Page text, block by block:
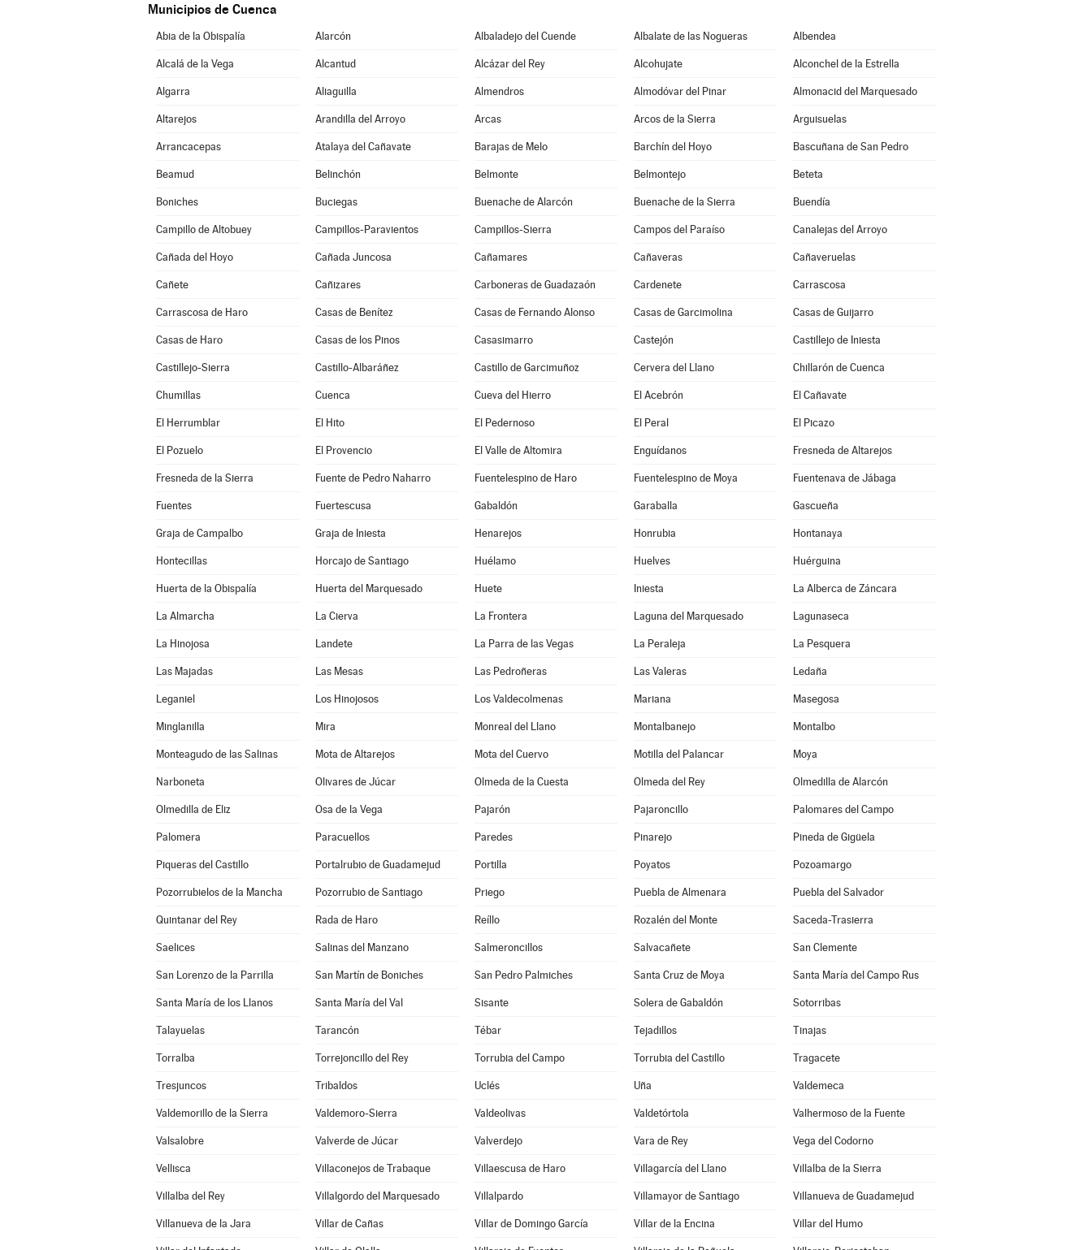
Municipios de Cuenca
Abia de la Obispalía Alarcón Albaladejo del Cuende Albalate de las Nogueras Albendea
Alcalá de la Vega Alcantud Alcázar del Rey Alcohujate Alconchel de la Estrella
Algarra Aliaguilla Almendros Almodóvar del Pinar Almonacid del Marquesado
Altarejos Arandilla del Arroyo Arcas Arcos de la Sierra Arguisuelas
Arrancacepas Atalaya del Cañavate Barajas de Melo Barchín del Hoyo Bascuñana de San Pedro
Beamud Belinchón Belmonte Belmontejo Beteta
Boniches Buciegas Buenache de Alarcón Buenache de la Sierra Buendía
Campillo de Altobuey Campillos-Paravientos Campillos-Sierra Campos del Paraíso Canalejas del Arroyo
Cañada del Hoyo Cañada Juncosa Cañamares Cañaveras Cañaveruelas
Cañete Cañizares Carboneras de Guadazaón Cardenete Carrascosa
Carrascosa de Haro Casas de Benítez Casas de Fernando Alonso Casas de Garcimolina Casas de Guijarro
Casas de Haro Casas de los Pinos Casasimarro Castejón Castillejo de Iniesta
Castillejo-Sierra Castillo-Albaráñez Castillo de Garcimuñoz Cervera del Llano Chillarón de Cuenca
Chumillas Cuenca Cueva del Hierro El Acebrón El Cañavate
El Herrumblar El Hito El Pedernoso El Peral El Picazo
El Pozuelo El Provencio El Valle de Altomira Enguídanos Fresneda de Altarejos
Fresneda de la Sierra Fuente de Pedro Naharro Fuentelespino de Haro Fuentelespino de Moya Fuentenava de Jábaga
Fuentes Fuertescusa Gabaldón Garaballa Gascueña
Graja de Campalbo Graja de Iniesta Henarejos Honrubia Hontanaya
Hontecillas Horcajo de Santiago Huélamo Huelves Huérguina
Huerta de la Obispalía Huerta del Marquesado Huete Iniesta La Alberca de Záncara
La Almarcha La Cierva La Frontera Laguna del Marquesado Lagunaseca
La Hinojosa Landete La Parra de las Vegas La Peraleja La Pesquera
Las Majadas Las Mesas Las Pedroñeras Las Valeras Ledaña
Leganiel Los Hinojosos Los Valdecolmenas Mariana Masegosa
Minglanilla Mira Monreal del Llano Montalbanejo Montalbo
Monteagudo de las Salinas Mota de Altarejos Mota del Cuervo Motilla del Palancar Moya
Narboneta Olivares de Júcar Olmeda de la Cuesta Olmeda del Rey Olmedilla de Alarcón
Olmedilla de Eliz Osa de la Vega Pajarón Pajaroncillo Palomares del Campo
Palomera Paracuellos Paredes Pinarejo Pineda de Gigüela
Piqueras del Castillo Portalrubio de Guadamejud Portilla Poyatos Pozoamargo
Pozorrubielos de la Mancha Pozorrubio de Santiago Priego Puebla de Almenara Puebla del Salvador
Quintanar del Rey Rada de Haro Reíllo Rozalén del Monte Saceda-Trasierra
Saelices Salinas del Manzano Salmeroncillos Salvacañete San Clemente
San Lorenzo de la Parrilla San Martín de Boniches San Pedro Palmiches Santa Cruz de Moya Santa María del Campo Rus
Santa María de los Llanos Santa María del Val Sisante Solera de Gabaldón Sotorribas
Talayuelas Tarancón Tébar Tejadillos Tinajas
Torralba Torrejoncillo del Rey Torrubia del Campo Torrubia del Castillo Tragacete
Tresjuncos Tribaldos Uclés Uña Valdemeca
Valdemorillo de la Sierra Valdemoro-Sierra Valdeolivas Valdetórtola Valhermoso de la Fuente
Valsalobre Valverde de Júcar Valverdejo Vara de Rey Vega del Codorno
Vellisca Villaconejos de Trabaque Villaescusa de Haro Villagarcía del Llano Villalba de la Sierra
Villalba del Rey Villalgordo del Marquesado Villalpardo Villamayor de Santiago Villanueva de Guadamejud
Villanueva de la Jara Villar de Cañas Villar de Domingo García Villar de la Encina Villar del Humo